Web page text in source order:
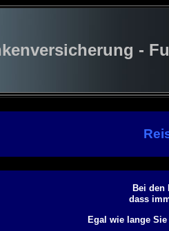
-
Bei den
dass
Egal wie lange